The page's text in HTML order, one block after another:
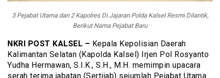
3 Pejabat Utama dan 2 Kapolres Di Jajaran Polda Kalsel Resmi Dilantik,
Berikut Nama Pejabat Baru
NKRI POST KALSEL – Kepala Kepolisian Daerah
Kalimantan Selatan (Kapolda Kalsel) Irjen Pol Rosyanto
Yudha Hermawan, S.I.K., S.H., M.H. memimpin upacara
serah terima jabatan (Sertijab) sejumlah Pejabat Utama